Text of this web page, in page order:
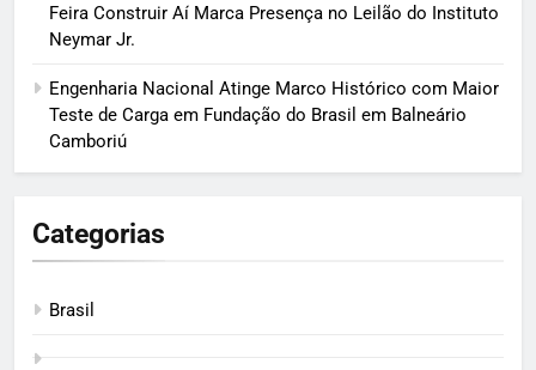
Feira Construir Aí Marca Presença no Leilão do Instituto
Neymar Jr.
Engenharia Nacional Atinge Marco Histórico com Maior
Teste de Carga em Fundação do Brasil em Balneário
Camboriú
Categorias
Brasil